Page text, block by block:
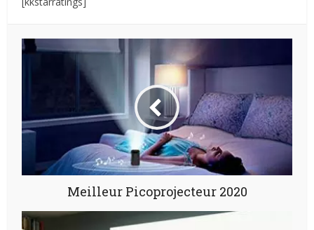
Meilleur Picoprojecteur 2020